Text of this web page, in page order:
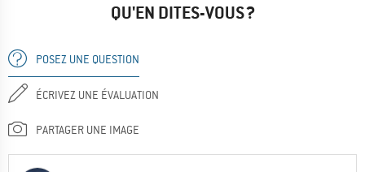
QU'EN DITES-VOUS ?
POSEZ UNE QUESTION
ÉCRIVEZ UNE ÉVALUATION
PARTAGER UNE IMAGE